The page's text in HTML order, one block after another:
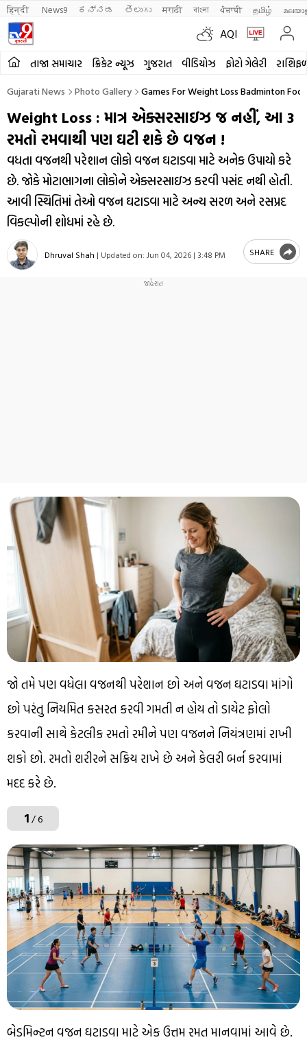
हिन्दी News9 ಕನ್ನಡ తెలుగు मराठी বাংলা ਪੰਜਾਬੀ தமிழ்
AQI
તાજા સમાચાર ક્રિકેટ ન્યૂઝ ગુજરાત વીડિયોઝ ફોટો ગેલેરી
Gujarati News Photo Gallery Games For Weight Loss Badminton
Weight Loss : માત્ર એક્સરસાઇઝ જ નહીં, આ 3
રમતો રમવાથી પણ ઘટી શકે છે વજન !
વધતા વજનથી પરેશાન લોકો વજન ઘટાડવા માટે અનેક ઉપાયો કરે
છે. જોકે મોટાભાગના લોકોને એક્સરસાઇઝ કરવી પસંદ નથી હોતી.
આવી સ્થિતિમાં તેઓ વજન ઘટાડવા માટે અન્ય સરળ અને રસપ્રદ
વિકલ્પોની શોધમાં રહે છે.
Dhruval Shah | Updated on: Jun 04, 2026 | 3:48 PM SHARE
જો તમે પણ વધેલા વજનથી પરેશાન છો અને વજન ઘટાડવા માંગો
છો પરંતુ નિયમિત કસરત કરવી ગમતી ન હોય તો ડાયેટ ફોલો
કરવાની સાથે કેટલીક રમતો રમીને પણ વજનને નિયંત્રણમાં રાખી
શકો છો. રમતો શરીરને સક્રિય રાખે છે અને કેલરી બર્ન કરવામાં
મદદ કરે છે.
1/ 6
બેડમિન્ટન વજન ઘટાડવા માટે એક ઉત્તમ રમત માનવામાં આવે છે.